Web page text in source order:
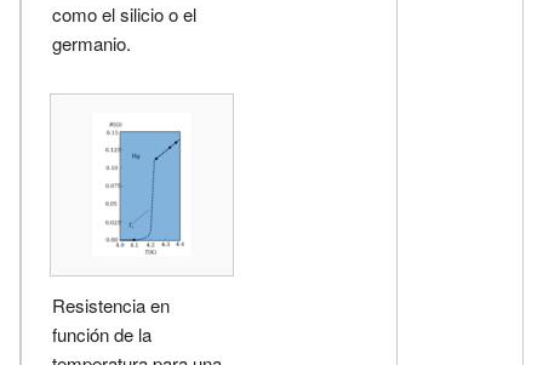
como el silicio o el
germanio.
Resistencia en
función de la